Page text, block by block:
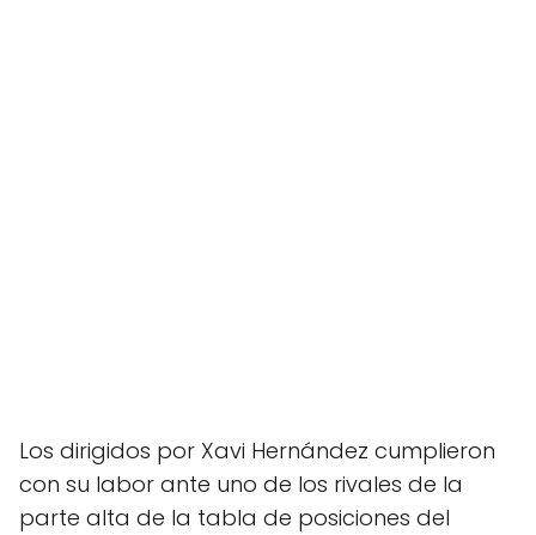
Los dirigidos por Xavi Hernández cumplieron
con su labor ante uno de los rivales de la
parte alta de la tabla de posiciones del